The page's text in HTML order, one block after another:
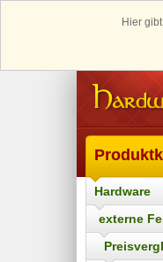
Hier
Hardware
externe